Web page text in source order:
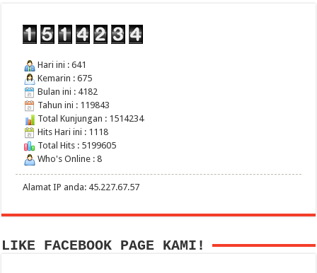
Hari ini : 641
Kemarin : 675
Bulan ini : 4182
Tahun ini : 119843
Total Kunjungan : 1514234
Hits Hari ini : 1118
Total Hits : 5199605
Who's Online : 8
Alamat IP anda: 45.227.67.57
LIKE FACEBOOK PAGE KAMI!